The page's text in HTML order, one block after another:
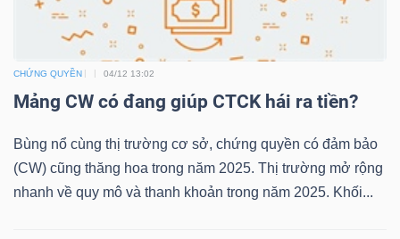
CHỨNG QUYỀN 04/12 13:02
Mảng CW có đang giúp CTCK hái ra tiền?
Bùng nổ cùng thị trường cơ sở, chứng quyền có đảm bảo
(CW) cũng thăng hoa trong năm 2025. Thị trường mở rộng
nhanh về quy mô và thanh khoản trong năm 2025. Khối...
(-)
SECTOR
NĂNG